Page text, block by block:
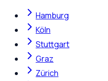
Hamburg
Köln
Stuttgart
Graz
Zürich